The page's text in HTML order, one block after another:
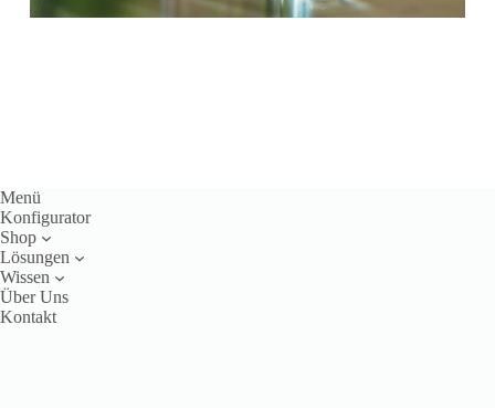
Menü
Konfigurator
Shop
Lösungen
Wissen
Über Uns
Kontakt